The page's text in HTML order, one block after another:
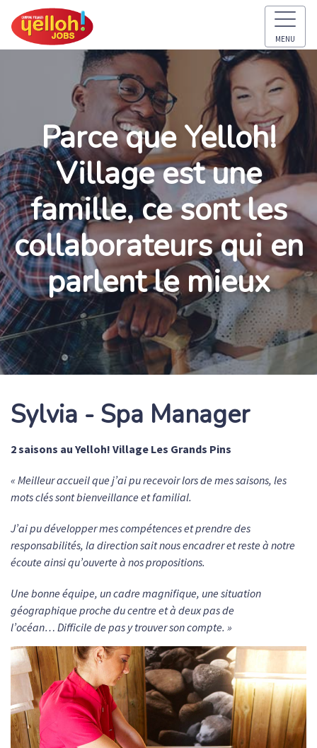
MENU
Parce que Yelloh!
Village est une
famille, ce sont les
collaborateurs qui en
parlent le mieux
Sylvia - Spa Manager
2 saisons au Yelloh! Village Les Grands Pins
« Meilleur accueil que j’ai pu recevoir lors de mes saisons, les
mots clés sont bienveillance et familial.
J’ai pu développer mes compétences et prendre des
responsabilités, la direction sait nous encadrer et reste à notre
écoute ainsi qu’ouverte à nos propositions.
Une bonne équipe, un cadre magnifique, une situation
géographique proche du centre et à deux pas de
l’océan… Difficile de pas y trouver son compte. »